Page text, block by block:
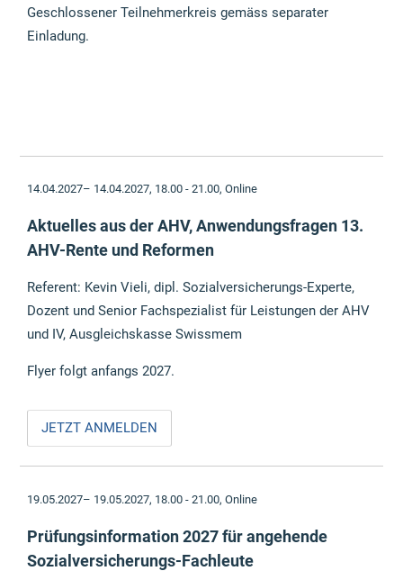
Geschlossener Teilnehmerkreis gemäss separater
Einladung.
14.04.2027– 14.04.2027, 18.00 - 21.00, Online
Aktuelles aus der AHV, Anwendungsfragen 13.
AHV-Rente und Reformen
Referent: Kevin Vieli, dipl. Sozialversicherungs-Experte,
Dozent und Senior Fachspezialist für Leistungen der AHV
und IV, Ausgleichskasse Swissmem
Flyer folgt anfangs 2027.
JETZT ANMELDEN
19.05.2027– 19.05.2027, 18.00 - 21.00, Online
Prüfungsinformation 2027 für angehende
Sozialversicherungs-Fachleute